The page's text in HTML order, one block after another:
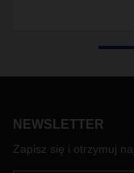
NEWSLETTER
Zapisz się i otrzymuj